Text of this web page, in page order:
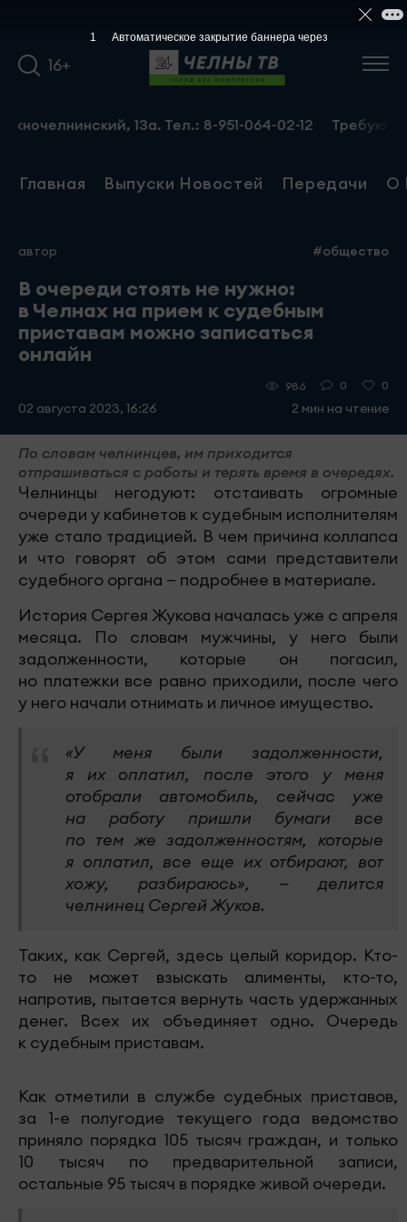
16+
13а. Тел.: 8-951-064-02-12 Требуются
Главная Выпуски Новостей Передачи О
автор #общество
В очереди стоять не нужно:
в Челнах на прием к судебным
приставам можно записаться
онлайн
02 августа 2023, 16:26
986 0 0
2 мин на чтение
По словам челнинцев, им приходится
отпрашиваться с работы и терять время в очередях.
Челнинцы негодуют: отстаивать огромные
очереди у кабинетов к судебным исполнителям
уже стало традицией. В чем причина коллапса
и что говорят об этом сами представители
судебного органа — подробнее в материале.
История Сергея Жукова началась уже с апреля
месяца. По словам мужчины, у него были
задолженности, которые он погасил,
но платежки все равно приходили, после чего
у него начали отнимать и личное имущество.
«У меня были задолженности,
я их оплатил, после этого у меня
отобрали автомобиль, сейчас уже
на работу пришли бумаги все
по тем же задолженностям, которые
я оплатил, все еще их отбирают, вот
хожу, разбираюсь», — делится
челнинец Сергей Жуков.
Таких, как Сергей, здесь целый коридор. Кто-
то не может взыскать алименты, кто-то,
напротив, пытается вернуть часть удержанных
денег. Всех их объединяет одно. Очередь
к судебным приставам.
Как отметили в службе судебных приставов,
за 1-е полугодие текущего года ведомство
приняло порядка 105 тысяч граждан, и только
10 тысяч по предварительной записи,
остальные 95 тысяч в порядке живой очереди.